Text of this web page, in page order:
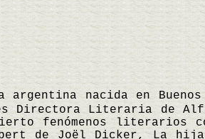
nacida en
Directora Literaria de
fenómenos
de Joël Dicker, La